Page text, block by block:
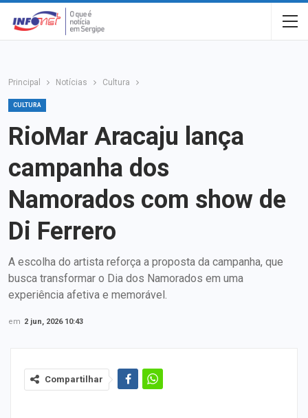
Principal Notícias Cultura
CULTURA
RioMar Aracaju lança
campanha dos
Namorados com show de
Di Ferrero
A escolha do artista reforça a proposta da campanha, que
busca transformar o Dia dos Namorados em uma
experiência afetiva e memorável.
em 2 jun, 2026 10:43
Compartilhar